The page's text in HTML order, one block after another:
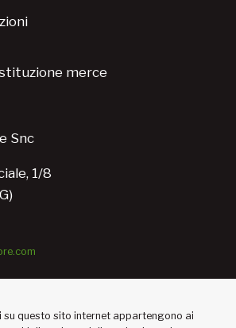
merce
Snc
1/8
su questo sito internet appartengono ai